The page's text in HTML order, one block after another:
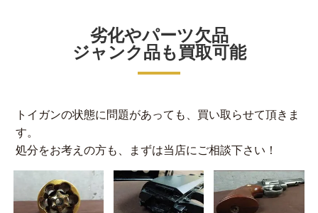
劣化やパーツ欠品
ジャンク品も買取可能
トイガンの状態に問題があっても、買い取らせて頂きま
す。
処分をお考えの方も、まずは当店にご相談下さい！